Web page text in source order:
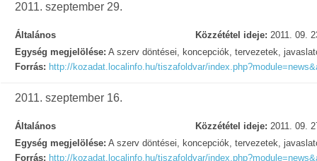
2011. szeptember 29.
Általános Közzététel ideje: 2011. 09.
Egység megjelölése: A szerv döntései, koncepciók, tervezetek,
Forrás: http://kozadat.localinfo.hu/tiszafoldvar/
2011. szeptember 16.
Általános Közzététel ideje: 2011. 09.
Egység megjelölése: A szerv döntései, koncepciók, tervezetek,
Forrás: http://kozadat.localinfo.hu/tiszafoldvar/